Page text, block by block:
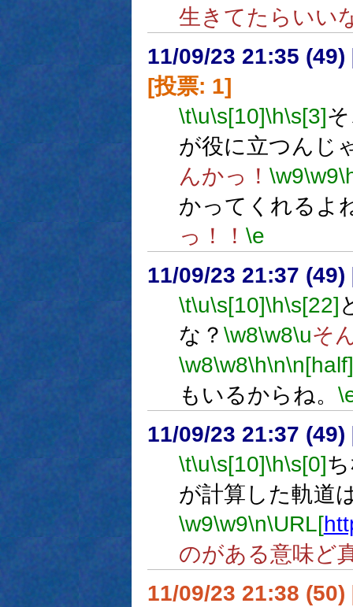
生きてたらいい
11/09/23 21:35 (49)
[投票: 1]
\t\u\s[10]\h\s[3]
が役に立つんじ
んかっ！ \w9\w9
かってくれるよ
っ！！ \e
11/09/23 21:37 (49)
\t\u\s[10]\h\s[22]
な？ \w8\w8\uそ
\w8\w8\h\n\n[half]
もいるからね。
11/09/23 21:37 (49)
\t\u\s[10]\h\s[0]
が計算した軌道
\w9\w9\n\URL[
のがある意味ど
11/09/23 21:38 (50)